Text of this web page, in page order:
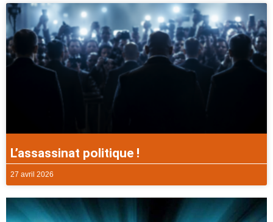
L’assassinat politique !
27 avril 2026